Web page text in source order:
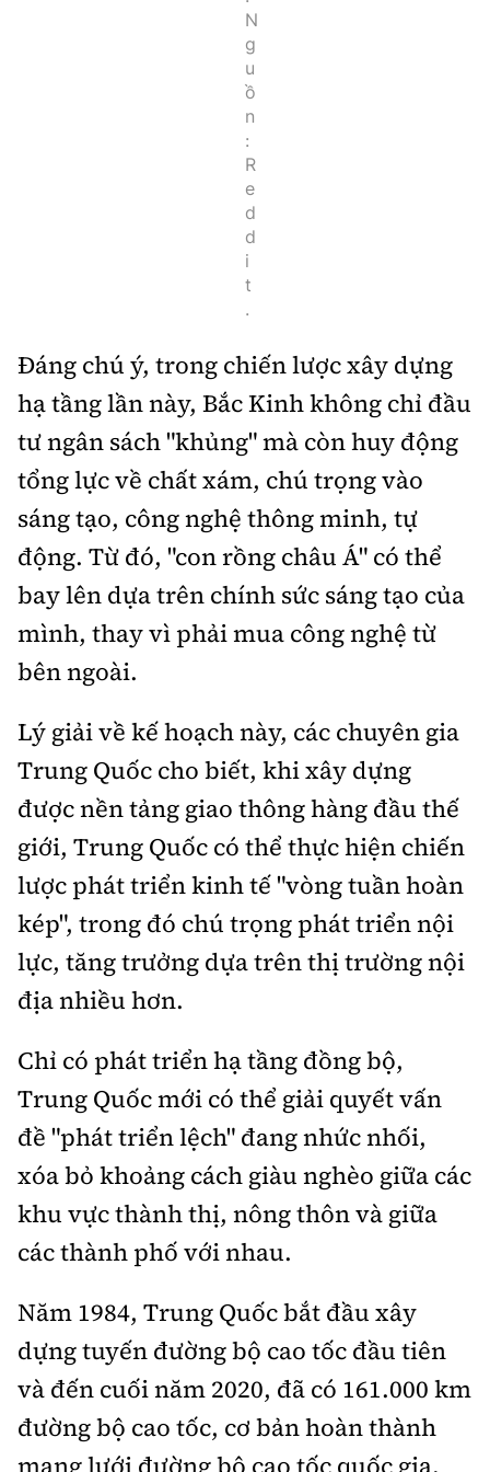
N
g
u
ồ
n
:
R
e
d
d
i
t
.
Đáng chú ý, trong chiến lược xây dựng
hạ tầng lần này, Bắc Kinh không chỉ đầu
tư ngân sách "khủng" mà còn huy động
tổng lực về chất xám, chú trọng vào
sáng tạo, công nghệ thông minh, tự
động. Từ đó, "con rồng châu Á" có thể
bay lên dựa trên chính sức sáng tạo của
mình, thay vì phải mua công nghệ từ
bên ngoài.
Lý giải về kế hoạch này, các chuyên gia
Trung Quốc cho biết, khi xây dựng
được nền tảng giao thông hàng đầu thế
giới, Trung Quốc có thể thực hiện chiến
lược phát triển kinh tế "vòng tuần hoàn
kép", trong đó chú trọng phát triển nội
lực, tăng trưởng dựa trên thị trường nội
địa nhiều hơn.
Chỉ có phát triển hạ tầng đồng bộ,
Trung Quốc mới có thể giải quyết vấn
đề "phát triển lệch" đang nhức nhối,
xóa bỏ khoảng cách giàu nghèo giữa các
khu vực thành thị, nông thôn và giữa
các thành phố với nhau.
Năm 1984, Trung Quốc bắt đầu xây
dựng tuyến đường bộ cao tốc đầu tiên
và đến cuối năm 2020, đã có 161.000 km
đường bộ cao tốc, cơ bản hoàn thành
mạng lưới đường bộ cao tốc quốc gia.